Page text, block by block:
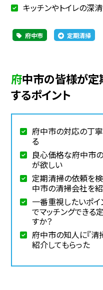
キッチンやトイレの深
府中市 定期清掃
府中市の皆様が定期清掃業者選びで比較
するポイント
府中市の対応の丁
る
良心価格な府中市
が欲しい
定期清掃の依頼を
中市の清掃会社を
一番重視したいポイ
でマッチングでき
すか？
府中市の知人に『清
紹介してもらった